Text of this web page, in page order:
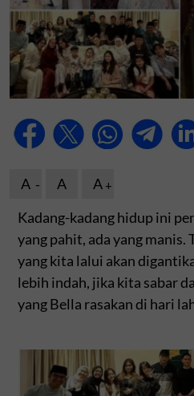
A A
A
Kadang-kadang hidup ini
yang pahit, ada yang manis.
yang kita lalui akan
lebih indah, jika kita sabar
yang Bella rasakan di hari